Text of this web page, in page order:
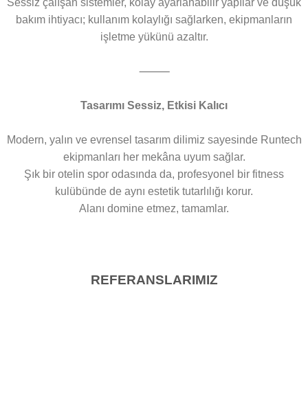
Sessiz çalışan sistemler, kolay ayarlanabilir yapılar ve düşük
bakım ihtiyacı; kullanım kolaylığı sağlarken, ekipmanların
işletme yükünü azaltır.
⸻
Tasarımı Sessiz, Etkisi Kalıcı
Modern, yalın ve evrensel tasarım dilimiz sayesinde Runtech
ekipmanları her mekâna uyum sağlar.
Şık bir otelin spor odasında da, profesyonel bir fitness
kulübünde de aynı estetik tutarlılığı korur.
Alanı domine etmez, tamamlar.
REFERANSLARIMIZ